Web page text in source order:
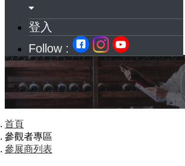
登入
Follow :
首頁
參觀者專區
參展商列表